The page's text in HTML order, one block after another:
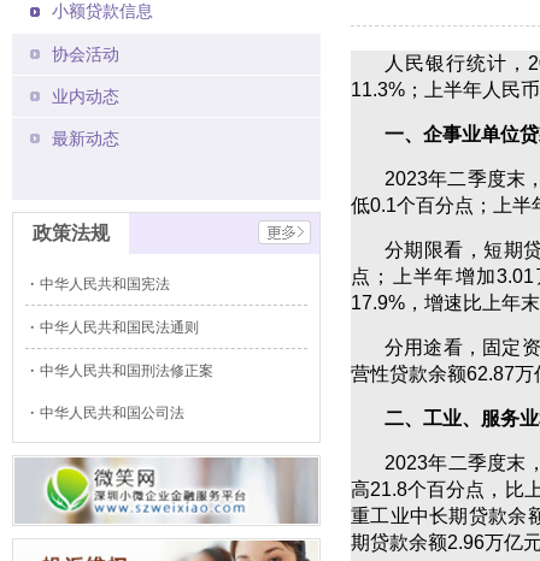
小额贷款信息
协会活动
业内动态
最新动态
政策法规
中华人民共和国宪法
中华人民共和国民法通则
中华人民共和国刑法修正案
中华人民共和国公司法
人民银行统计，
11.3%；上半年人民
一、企事业单位
2023年二季度末
低0.1个百分点；上半
分期限看，短期
点；上半年增加
17.9%，增速比上年
分用途看，固定
营性贷款余额62.87
二、工业、服务
2023年二季度末
高21.8个百分点，比
重工业中长期贷款余
期贷款余额2.96万亿